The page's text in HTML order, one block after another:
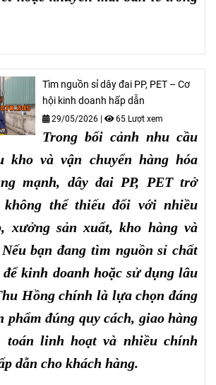
Tìm nguồn sỉ dây đai PP, PET – Cơ
hội kinh doanh hấp dẫn
29/05/2026 | 65 Lượt xem
Trong bối cảnh nhu cầu
kho và vận chuyển hàng hóa
mạnh, dây đai PP, PET trở
thể thiếu đối với nhiều
xưởng sản xuất, kho hàng và
bạn đang tìm nguồn sỉ chất
kinh doanh hoặc sử dụng lâu
Hồng chính là lựa chọn đáng
phẩm đúng quy cách, giao hàng
toán linh hoạt và nhiều chính
dẫn cho khách hàng.